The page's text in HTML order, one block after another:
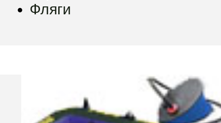
Фляги